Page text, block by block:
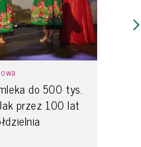
do 500 tys.
przez 100 lat